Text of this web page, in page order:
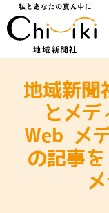
content地域新聞
とメ
Web メ
の記事